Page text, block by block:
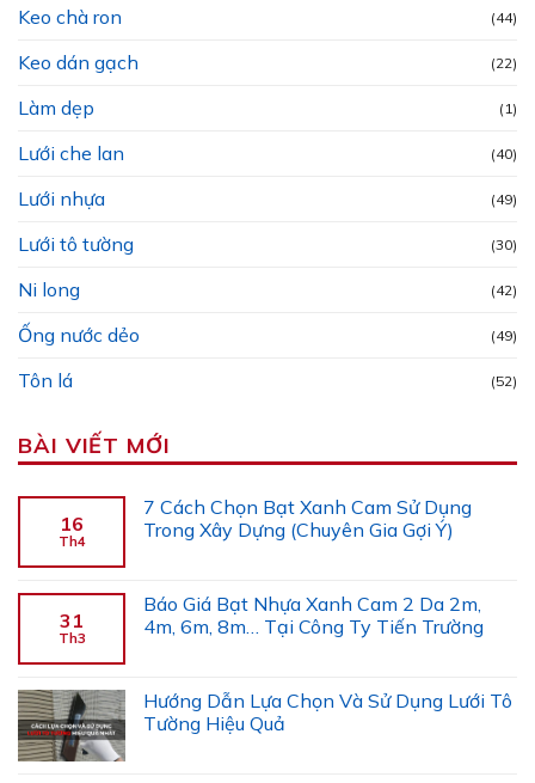
Keo chà ron (44)
Keo dán gạch (22)
Làm dẹp (1)
Lưới che lan (40)
Lưới nhựa (49)
Lưới tô tường (30)
Ni long (42)
Ống nước dẻo (49)
Tôn lá (52)
BÀI VIẾT MỚI
16
Th4
7 Cách Chọn Bạt Xanh Cam Sử Dụng
Trong Xây Dựng (Chuyên Gia Gợi Ý)
31
Th3
Báo Giá Bạt Nhựa Xanh Cam 2 Da 2m,
4m, 6m, 8m… Tại Công Ty Tiến Trường
Hướng Dẫn Lựa Chọn Và Sử Dụng Lưới Tô
Tường Hiệu Quả